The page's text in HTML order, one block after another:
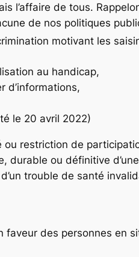
l’affaire de tous.
de nos politiques
motivant les
au handicap,
d’informations,
le 20 avril 2022)
restriction de
durable ou définitive
trouble de santé
des personnes en